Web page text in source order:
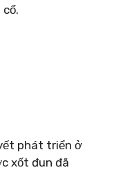
phát triển ở
xốt đun đã